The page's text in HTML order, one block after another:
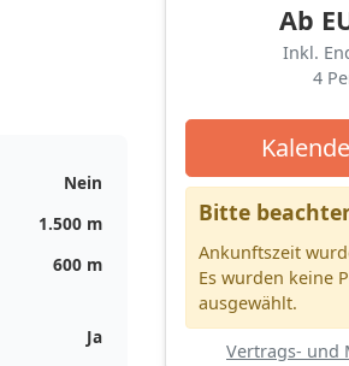
Nein
1.500 m
600 m
Ja
Ab
Inkl.
4
Bitte
Ankunftszeit
Es wurden keine
ausgewählt.
Vertrags- und